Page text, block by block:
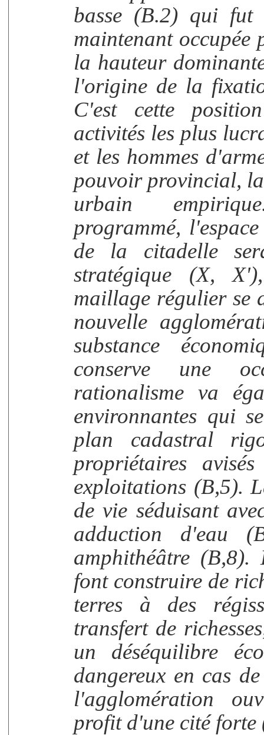
basse (B.2) qui fut
maintenant occupée
la hauteur
l'origine de la
C'est cette
activités les plus
et les hommes
pouvoir provincial,
urbain
programmé,
de la citadelle
stratégique (X,
maillage régulier se
nouvelle
substance
conserve une
rationalisme va
environnantes qui
plan cadastral
propriétaires
exploitations (B,5).
de vie séduisant
adduction d'eau
amphithéâtre
font construire de
terres à des
transfert de
un déséquilibre
dangereux en cas
l'agglomération
profit d'une cité forte